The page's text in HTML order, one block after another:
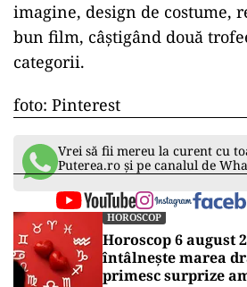
imagine, design de costume,
bun film, câştigând două
categorii.
foto: Pinterest
Vrei să fii mereu la curent cu
Puterea.ro și pe canalul de
HOROSCOP
Horoscop 6 august
întâlnește marea
primesc surprize